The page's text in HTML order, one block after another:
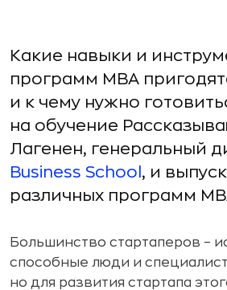
Какие навыки и
программ MBA
и к чему нужно
на обучение
Лагенен, генеральный
Business School , и
различных программ
Большинство стартаперов –
способные люди и
но для развития стартапа